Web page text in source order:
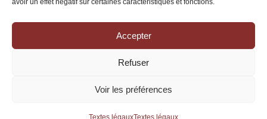
avoir un effet négatif sur certaines caractéristiques et fonctions.
Accepter
Refuser
Voir les préférences
Textes légauxTextes légaux
CONTACT
Rejoignez-nous sur Instagram